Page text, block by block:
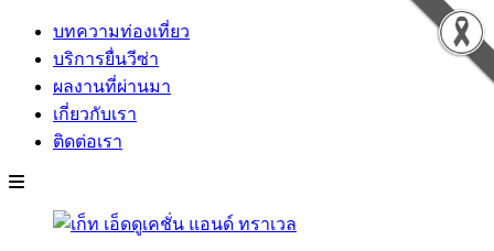
บทความท่องเที่ยว
บริการยื่นวีซ่า
ผลงานที่ผ่านมา
เกี่ยวกับเรา
ติดต่อเรา